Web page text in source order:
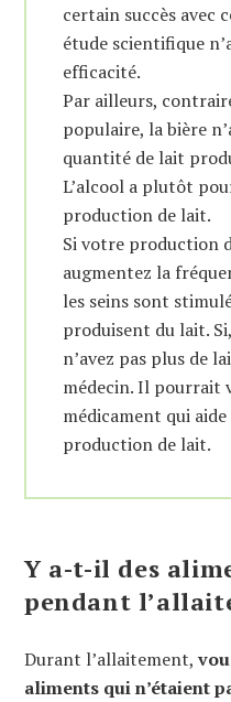
certain succès avec
étude scientifique
efficacité.
Par ailleurs,
populaire, la bière
quantité de lait
L’alcool a plutôt
production de lait.
Si votre production
augmentez la
les seins sont
produisent du lait.
n’avez pas plus de
médecin. Il pourrait
médicament qui
production de lait.
Y a-t-il des
pendant
Durant l’allaitement,
aliments qui n’étaient